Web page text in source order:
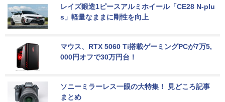
レイズ鍛造1ピースアルミホイール「CE28 N-plu
s」軽量なままに剛性を向上
マウス、RTX 5060 Ti搭載ゲーミングPCが7万5,
000円オフで30万円台！
ソニーミラーレス一眼の大特集！ 見どころ記事
まとめ